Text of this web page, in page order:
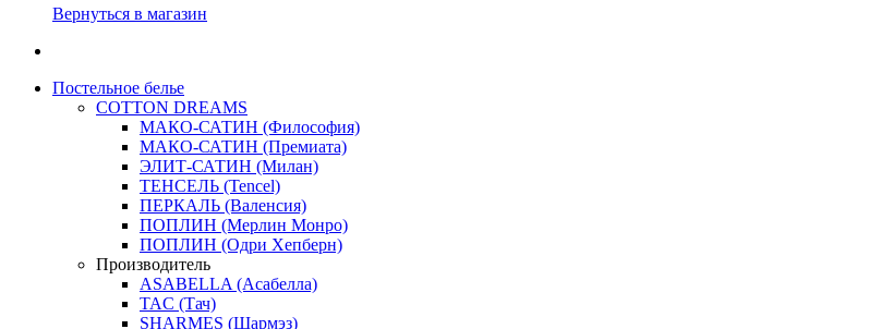
Вернуться в магазин
Постельное белье
COTTON DREAMS
МАКО-САТИН (Философия)
МАКО-САТИН (Премиата)
ЭЛИТ-САТИН (Милан)
ТЕНСЕЛЬ (Tencel)
ПЕРКАЛЬ (Валенсия)
ПОПЛИН (Мерлин Монро)
ПОПЛИН (Одри Хепберн)
Производитель
ASABELLA (Асабелла)
TAC (Тач)
SHARMES (Шармэз)